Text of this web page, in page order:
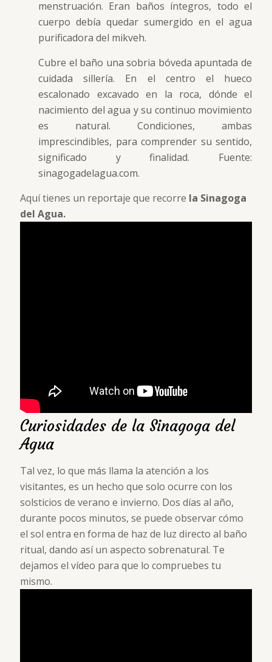
menstruación. Eran baños íntegros, todo el
cuerpo debía quedar sumergido en el agua
purificadora del mikveh.
Cubre el baño una sobria bóveda apuntada de
cuidada sillería. En el centro el hueco
escalonado excavado en la roca, dónde el
nacimiento del agua y su continuo movimiento
es natural. Condiciones, ambas
imprescindibles, para comprender su sentido,
significado y finalidad. Fuente:
sinagogadelagua.com.
Aquí tienes un reportaje que recorre la Sinagoga
del Agua.
Curiosidades de la Sinagoga del
Agua
Tal vez, lo que más llama la atención a los
visitantes, es un hecho que solo ocurre con los
solsticios de verano e invierno. Dos días al año,
durante pocos minutos, se puede observar cómo
el sol entra en forma de haz de luz directo al baño
ritual, dando así un aspecto sobrenatural. Te
dejamos el vídeo para que lo compruebes tu
mismo.